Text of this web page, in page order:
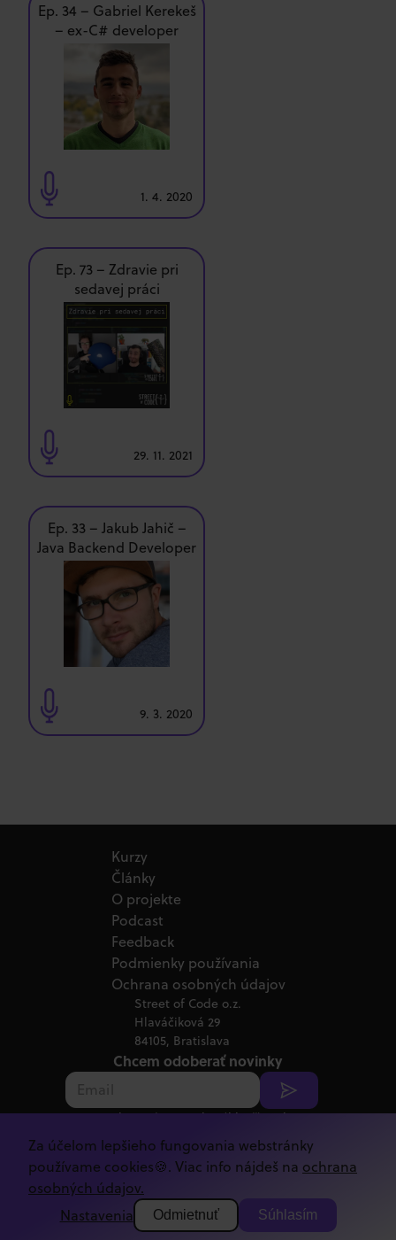
Ep. 34 – Gabriel Kerekeš
– ex-C# developer
1. 4. 2020
Ep. 73 – Zdravie pri
sedavej práci
29. 11. 2021
Ep. 33 – Jakub Jahič –
Java Backend Developer
9. 3. 2020
Street of Code o.z.
Hlaváčiková 29
84105, Bratislava
Chcem odoberať novinky
Poskytnutím emailu súhlasíš s jeho
spracovaním v súlade s
GDPR.
Copyright ©2026Street of Code
Kurzy
Články
O projekte
Podcast
Feedback
Podmienky používania
Ochrana osobných údajov
Za účelom lepšieho fungovania webstránky
používame cookies🍪. Viac info nájdeš na ochrana
osobných údajov.
Nastavenia
Odmietnuť Súhlasím